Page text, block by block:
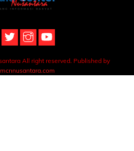
To
All right reserved. Published by